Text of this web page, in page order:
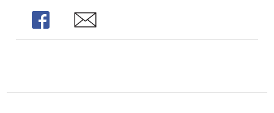
Share
Share